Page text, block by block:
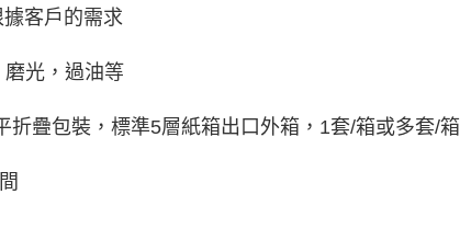
客戶的需求
光，過油等
疊包裝，標準5層紙箱出口外箱，1套/箱或多套/箱